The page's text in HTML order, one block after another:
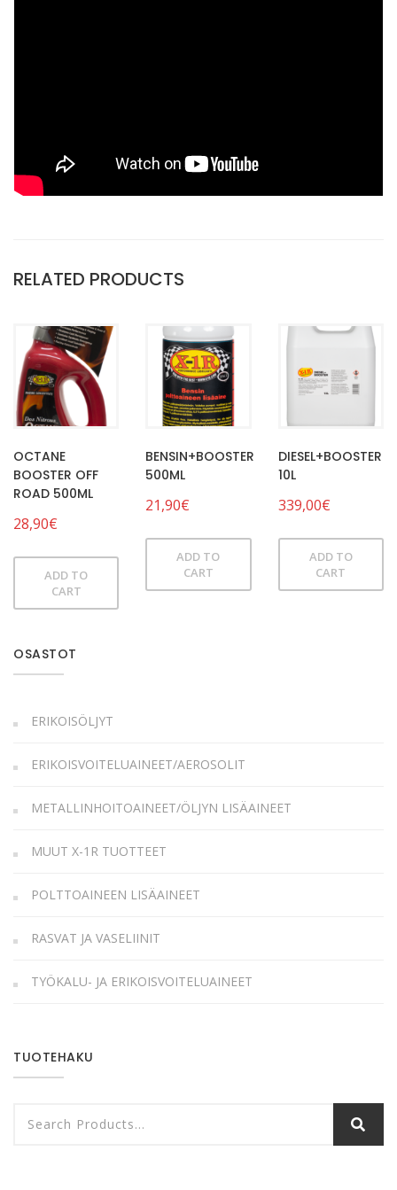
RELATED PRODUCTS
OCTANE
BOOSTER OFF
ROAD 500ML
28,90€
ADD TO
CART
BENSIN+BOOSTER
500ML
21,90€
ADD TO
CART
DIESEL+BOOSTER
10L
339,00€
ADD TO
CART
OSASTOT
ERIKOISÖLJYT
ERIKOISVOITELUAINEET/AEROSOLIT
METALLINHOITOAINEET/ÖLJYN LISÄAINEET
MUUT X-1R TUOTTEET
POLTTOAINEEN LISÄAINEET
RASVAT JA VASELIINIT
TYÖKALU- JA ERIKOISVOITELUAINEET
TUOTEHAKU